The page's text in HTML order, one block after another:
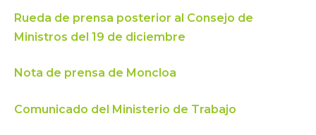
Rueda de prensa posterior al Consejo de
Ministros del 19 de diciembre
Nota de prensa de Moncloa
Comunicado del Ministerio de Trabajo